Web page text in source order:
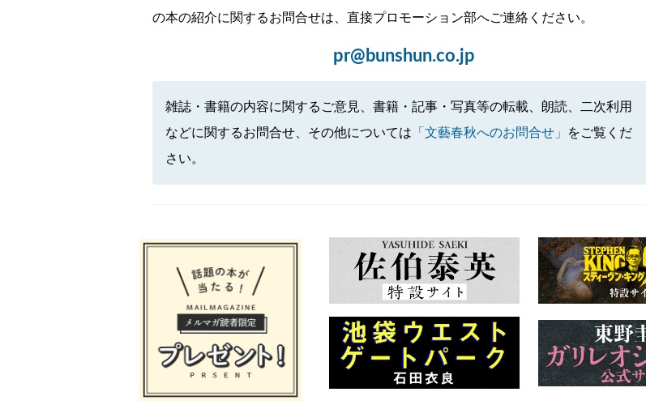
の本の紹介に関するお問合せは、直接プロモーション部へご連絡ください。
pr@bunshun.co.jp
雑誌・書籍の内容に関するご意見、書籍・記事・写真等の転載、朗読、二次利用
などに関するお問合せ、その他については 「文藝春秋へのお問合せ」
をご覧くだ
さい。